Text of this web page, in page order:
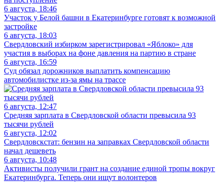
6 августа, 18:46
Участок у Белой башни в Екатеринбурге готовят к возможной
застройке
6 августа, 18:03
Свердловский избирком зарегистрировал «Яблоко» для
участия в выборах на фоне давления на партию в стране
6 августа, 16:59
Суд обязал дорожников выплатить компенсацию
автомобилистке из-за ямы на трассе
6 августа, 12:47
Средняя зарплата в Свердловской области превысила 93
тысячи рублей
6 августа, 12:02
Свердловскстат: бензин на заправках Свердловской области
начал дешеветь
6 августа, 10:48
Активисты получили грант на создание единой тропы вокруг
Екатеринбурга. Теперь они ищут волонтеров